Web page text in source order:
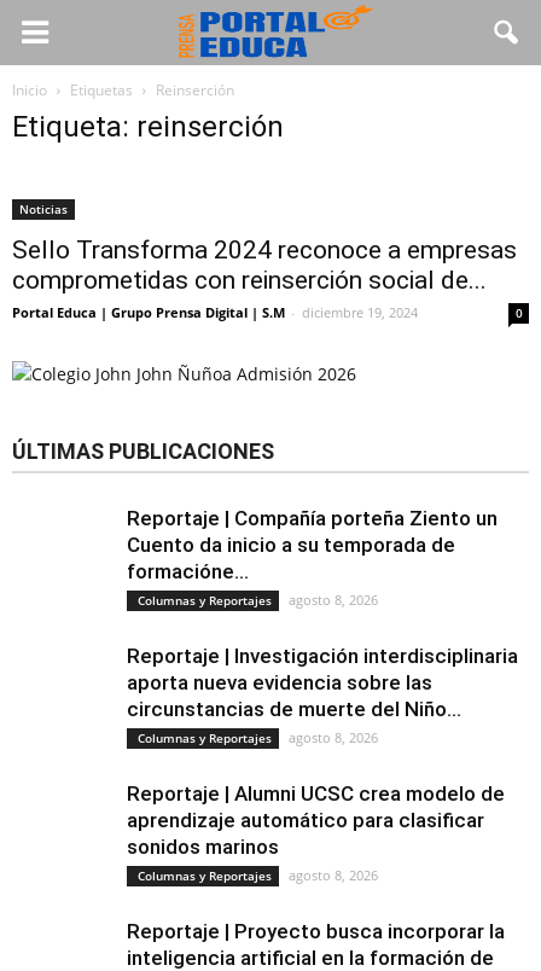
Inicio Etiquetas Reinserción
Etiqueta: reinserción
Noticias
Sello Transforma 2024 reconoce a empresas
comprometidas con reinserción social de...
Portal Educa | Grupo Prensa Digital | S.M - diciembre 19, 2024 0
ÚLTIMAS PUBLICACIONES
Reportaje | Compañía porteña Ziento un
Cuento da inicio a su temporada de
formacióne...
Columnas y Reportajes agosto 8, 2026
Reportaje | Investigación interdisciplinaria
aporta nueva evidencia sobre las
circunstancias de muerte del Niño...
Columnas y Reportajes agosto 8, 2026
Reportaje | Alumni UCSC crea modelo de
aprendizaje automático para clasificar
sonidos marinos
Columnas y Reportajes agosto 8, 2026
Reportaje | Proyecto busca incorporar la
inteligencia artificial en la formación de